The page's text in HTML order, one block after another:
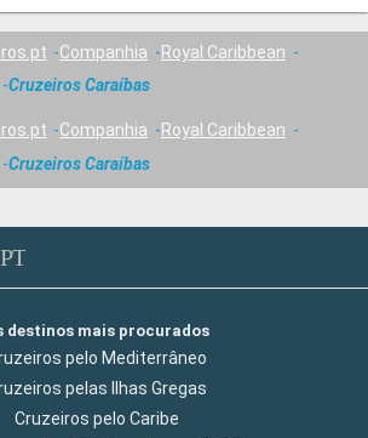
Companhia
Royal Caribbean
Cruzeiros Caraíbas
Companhia
Royal Caribbean
Cruzeiros Caraíbas
destinos mais procurados
pelo Mediterrâneo
pelas Ilhas Gregas
Cruzeiros pelo Caribe